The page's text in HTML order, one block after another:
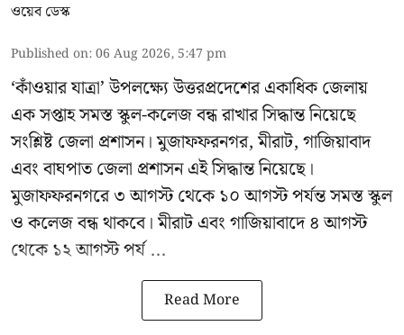
ওয়েব ডেস্ক
Published on:06 Aug 2026, 5:47 pm
‘কাঁওয়ার যাত্রা’উপলক্ষ্যে উত্তরপ্রদেশের একাধিক জেলায়
এক সপ্তাহ সমস্ত স্কুল-কলেজ বন্ধ রাখার সিদ্ধান্ত নিয়েছে
সংশ্লিষ্ট জেলা প্রশাসন। মুজাফফরনগর, মীরাট, গাজিয়াবাদ
এবং বাঘপাত জেলা প্রশাসন এই সিদ্ধান্ত নিয়েছে।
মুজাফফরনগরে ৩ আগস্ট থেকে ১০ আগস্ট পর্যন্ত সমস্ত স্কুল
ও কলেজ বন্ধ থাকবে। মীরাট এবং গাজিয়াবাদে ৪ আগস্ট
থেকে ১২ আগস্ট পর্য ...
Read More